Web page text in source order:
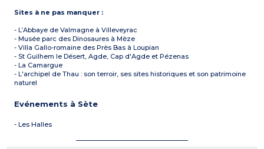
Sites à ne pas manquer :
- L’Abbaye de Valmagne à Villeveyrac
- Musée parc des Dinosaures à Mèze
- Villa Gallo-romaine des Près Bas à Loupian
- St Guilhem le Désert, Agde, Cap d'Agde et Pézenas
- La Camargue
- L'archipel de Thau : son terroir, ses sites historiques et son patrimoine
naturel
Evénements à Sète
- Les Halles